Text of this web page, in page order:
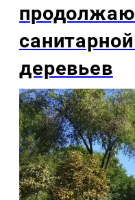
деревьев